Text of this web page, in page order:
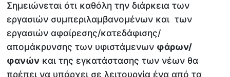
Σημειώνεται ότι καθόλη την διάρκεια των
εργασιών συμπεριλαμβανομένων και των
εργασιών αφαίρεσης/κατεδάφισης/
απομάκρυνσης των υφιστάμενων φάρων/
φανών και της εγκατάστασης των νέων θα
πρέπει να υπάρχει σε λειτουργία ένα από τα